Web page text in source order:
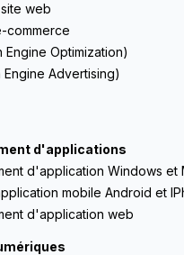
web
commerce
Engine Optimization)
Engine Advertising)
d'applications
d'application Windows et
mobile Android et
d'application web